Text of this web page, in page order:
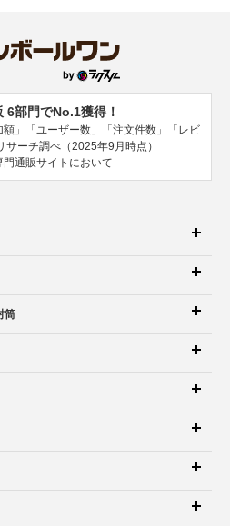
6部門でNo.1獲得！
」「ユーザー数」「注文件数」「レビ
サーチ調べ（2025年9月時点）
通販サイトにおいて
筒